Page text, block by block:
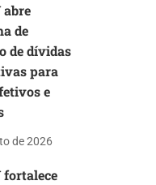
abre
de
de dívidas
para
e
de 2026
fortalece